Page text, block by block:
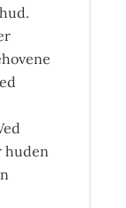
huden